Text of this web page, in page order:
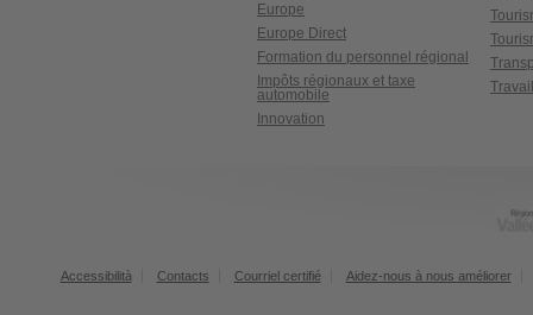
Europe
Europe Direct
Formation du personnel régional
Impôts régionaux et taxe
automobile
Innovation
Travail
Accessibilità Contacts Courriel certifié Aidez-nous à nous améliorer